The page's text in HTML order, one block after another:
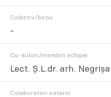
Colectiv/birou
-
Co-autori/membrii echipei
Lect. Ș.L.dr. arh.
Colaboratori externi